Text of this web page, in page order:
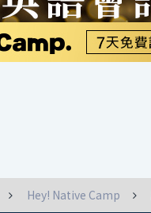
Hey! Native Camp